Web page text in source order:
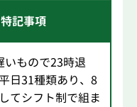
記事項
いもので23時退
日31種類あり、8
てシフト制で組ま